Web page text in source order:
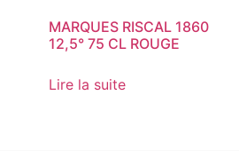
MARQUES RISCAL 1860
12,5° 75 CL ROUGE
Lire la suite